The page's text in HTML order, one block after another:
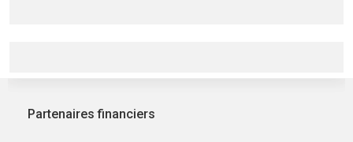
Partenaires financiers